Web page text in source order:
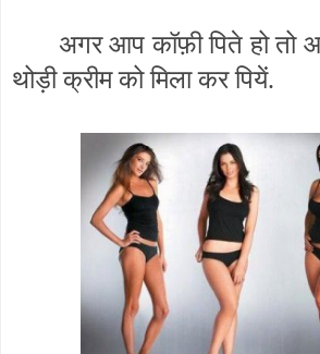
अगर आप कॉफ़ी पिते हो तो
थोड़ी क्रीम को मिला कर पियें.